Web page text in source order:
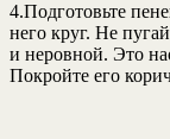
4.Подготовьте
него круг. Не
и неровной. Это
Покройте его